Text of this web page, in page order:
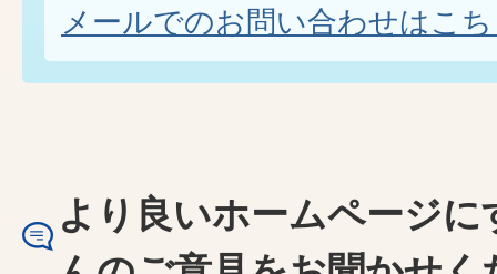
メールでのお問い合わせはこ
より良いホームページ